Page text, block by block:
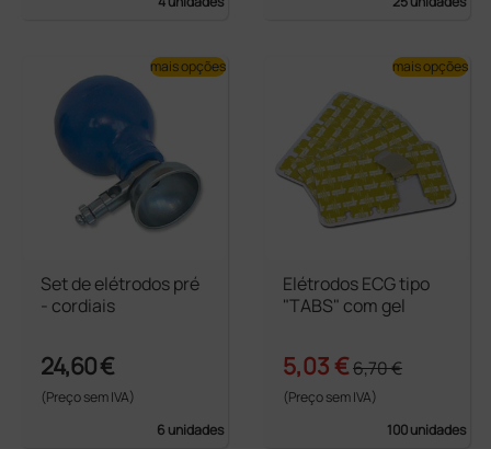
Set de elétrodos pré
- cordiais
24,60 €
(Preço sem IVA)
6 unidades
mais opções
Elétrodos ECG tipo
"TABS" com gel
5,03 €6,70 €
(Preço sem IVA)
100 unidades
mais opções